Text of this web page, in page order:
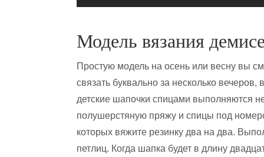
Модель вязания
Простую модель на осень или весну вы
связать буквально за несколько вечеров,
детские шапочки спицами выполняются
полушерстяную пряжу и спицы под
которых вяжите резинку два на два.
петлиц. Когда шапка будет в длину